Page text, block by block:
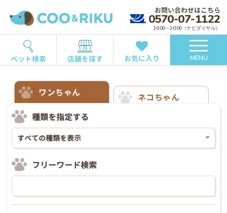
お問い合わせはこちら
0570-07-1122
10:00～20:00（ナビダイヤル）
ペット検索 店舗を探す お気に入り MENU
ワンちゃん
ネコちゃん
種類を指定する
フリーワード検索